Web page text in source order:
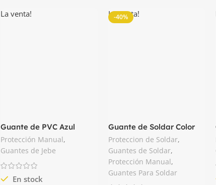
La venta!
Guante de PVC Azul
PETRO VE780 Delta Plus
Protección Manual,
Guantes de Jebe
En stock
-40%
La venta!
Guante de Soldar Color
Rojo de 14″ Zeus
Proteccion de Soldar,
Guantes de Soldar,
Protección Manual,
Guantes Para Soldar